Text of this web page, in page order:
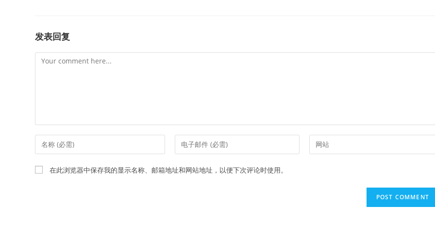
发表回复
Comment
Enter
your
name
or
Enter
your
address
Enter
your
在此浏览器中保存我的显示名称、邮箱地址和网站地址，以便下次评论时使用。